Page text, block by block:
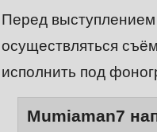
Перед выступлением
осуществляться
исполнить под
Mumiaman7